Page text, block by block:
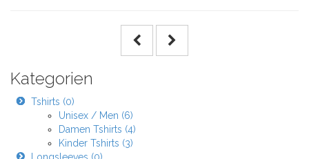
Kategorien
Tshirts (0)
Unisex / Men (6)
Damen Tshirts (4)
Kinder Tshirts (3)